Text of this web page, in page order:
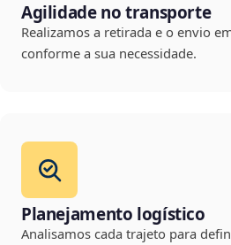
Agilidade no transporte
Realizamos a retirada e o envio
conforme a sua necessidade.
Planejamento logístico
Analisamos cada trajeto para